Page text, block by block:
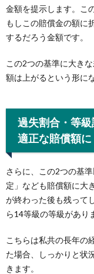
金額を提示します。こ
もしこの賠償金の額に
するだろう金額です。
この2つの基準に大き
額は上がるという形に
過失割合・等級
適正な賠償額に
さらに、この2つの基
定」なども賠償額に大
が終わった後も残って
ら14等級の等級があり
こちらは私共の長年の
た場合、しっかりと状
きます。